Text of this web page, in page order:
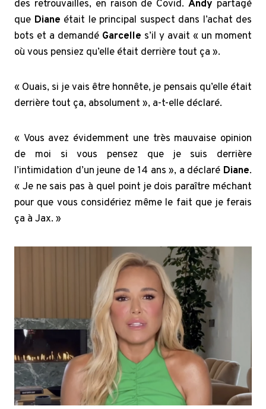
des retrouvailles, en raison de Covid.Andy partagé
que Diane était le principal suspect dans l’achat des
bots et a demandé Garcelle s’il y avait « un moment
où vous pensiez qu’elle était derrière tout ça ».
« Ouais, si je vais être honnête, je pensais qu’elle était
derrière tout ça, absolument », a-t-elle déclaré.
« Vous avez évidemment une très mauvaise opinion
de moi si vous pensez que je suis derrière
l’intimidation d’un jeune de 14 ans », a déclaré Diane.
« Je ne sais pas à quel point je dois paraître méchant
pour que vous considériez même le fait que je ferais
ça à Jax. »